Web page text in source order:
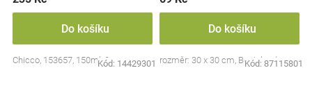
Do košíku
Chicco, 153657, 150ml, 0m+
Kód: 14429301
Do košíku
rozměr: 30 x 30 cm, Bocioland
Kód: 87115801